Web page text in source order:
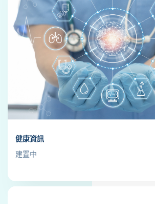
健康資訊
建置中